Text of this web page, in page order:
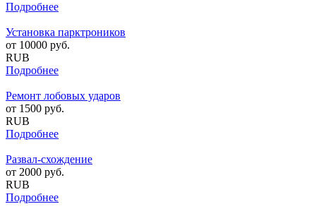
Подробнее
Установка парктроников
от 10000 руб.
RUB
Подробнее
Ремонт лобовых ударов
от 1500 руб.
RUB
Подробнее
Развал-схождение
от 2000 руб.
RUB
Подробнее